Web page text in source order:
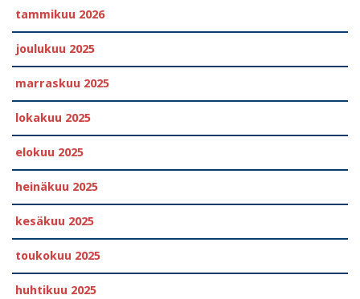
tammikuu 2026
joulukuu 2025
marraskuu 2025
lokakuu 2025
elokuu 2025
heinäkuu 2025
kesäkuu 2025
toukokuu 2025
huhtikuu 2025